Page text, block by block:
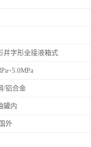
井字形全接液箱式
/铝合金
罐内
外